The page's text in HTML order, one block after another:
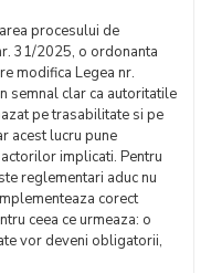
procesului de
31/2025, o ordonanta
modifica Legea nr.
semnal clar ca autoritatile
pe trasabilitate si pe
acest lucru pune
implicati. Pentru
reglementari aduc nu
corect
ceea ce urmeaza: o
vor deveni obligatorii,